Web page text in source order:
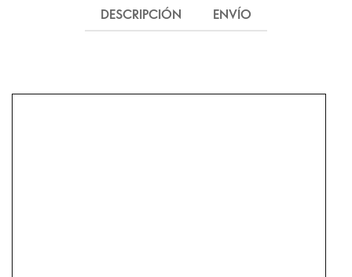
DESCRIPCIÓN ENVÍO